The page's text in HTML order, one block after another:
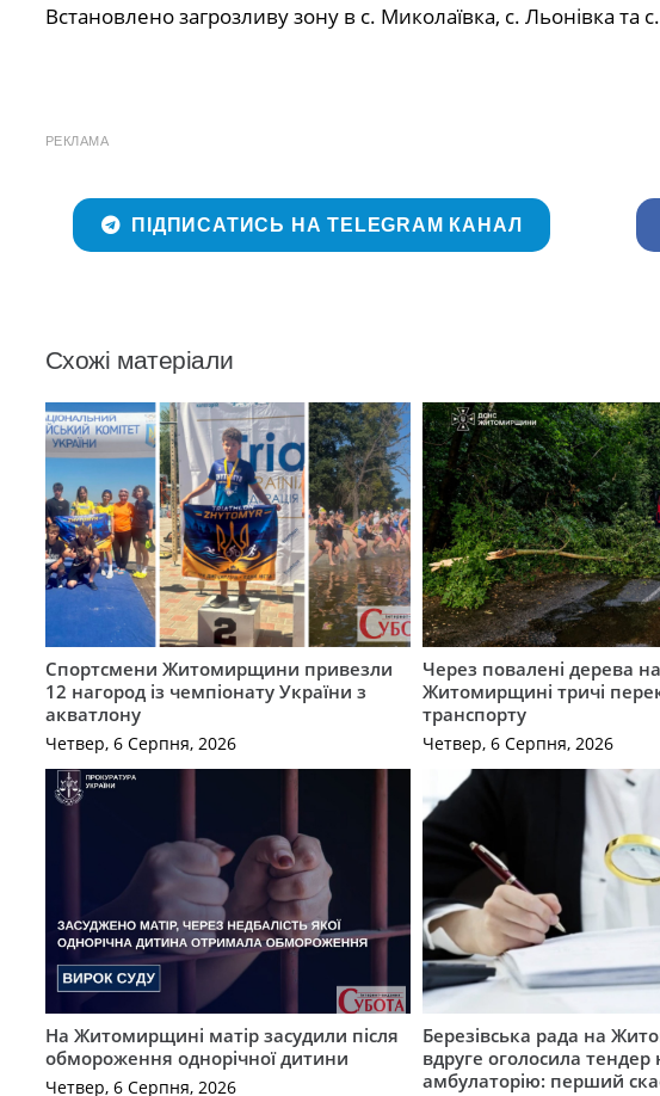
Встановлено загрозливу зону в с. Миколаївка, с. Льонівка та
РЕКЛАМА
ПІДПИСАТИСЬ НА TELEGRAM КАНАЛ
Схожі матеріали
Спортсмени Житомирщини привезли
12 нагород із чемпіонату України з
акватлону
Четвер, 6 Серпня, 2026
Через повалені дерева на
Житомирщині тричі
транспорту
Четвер, 6 Серпня, 2026
На Житомирщині матір засудили після
обмороження однорічної дитини
Четвер, 6 Серпня, 2026
Березівська рада на
вдруге оголосила тендер
амбулаторію: перший